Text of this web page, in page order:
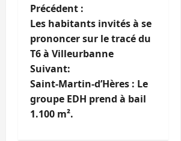
N
a
v
i
g
Précédent :
Les habitants invités à se
prononcer sur le tracé du
T6 à Villeurbanne
Suivant:
Saint-Martin-d’Hères : Le
groupe EDH prend à bail
1.100 m².